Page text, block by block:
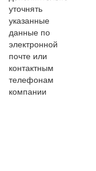
уточнять
указанные
данные по
электронной
почте или
контактным
телефонам
компании